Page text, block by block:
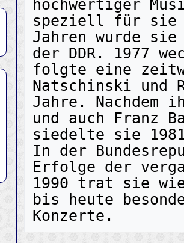
hochwertiger
speziell für sie
Jahren wurde
der DDR. 1977
folgte eine
Natschinski und
Jahre. Nachdem
und auch Franz
siedelte sie
In der
Erfolge der
1990 trat sie
bis heute